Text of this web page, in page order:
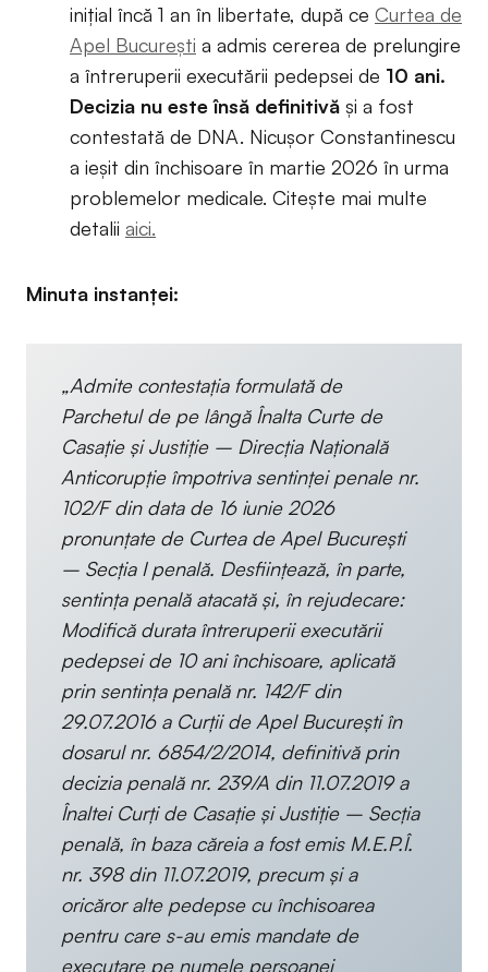
inițial încă 1 an în libertate, după ce Curtea de
Apel București a admis cererea de prelungire
a întreruperii executării pedepsei de 10 ani.
Decizia nu este însă definitivă și a fost
contestată de DNA. Nicușor Constantinescu
a ieșit din închisoare în martie 2026 în urma
problemelor medicale. Citește mai multe
detalii aici.
Minuta instanței:
„Admite contestaţia formulată de
Parchetul de pe lângă Înalta Curte de
Casaţie şi Justiţie – Direcţia Naţională
Anticorupţie împotriva sentinţei penale nr.
102/F din data de 16 iunie 2026
pronunțate de Curtea de Apel Bucureşti
– Secția I penală. Desfiinţează, în parte,
sentinţa penală atacată şi, în rejudecare:
Modifică durata întreruperii executării
pedepsei de 10 ani închisoare, aplicată
prin sentinţa penală nr. 142/F din
29.07.2016 a Curţii de Apel Bucureşti în
dosarul nr. 6854/2/2014, definitivă prin
decizia penală nr. 239/A din 11.07.2019 a
Înaltei Curţi de Casaţie şi Justiţie – Secția
penală, în baza căreia a fost emis M.E.P.Î.
nr. 398 din 11.07.2019, precum şi a
oricăror alte pedepse cu închisoarea
pentru care s-au emis mandate de
executare pe numele persoanei